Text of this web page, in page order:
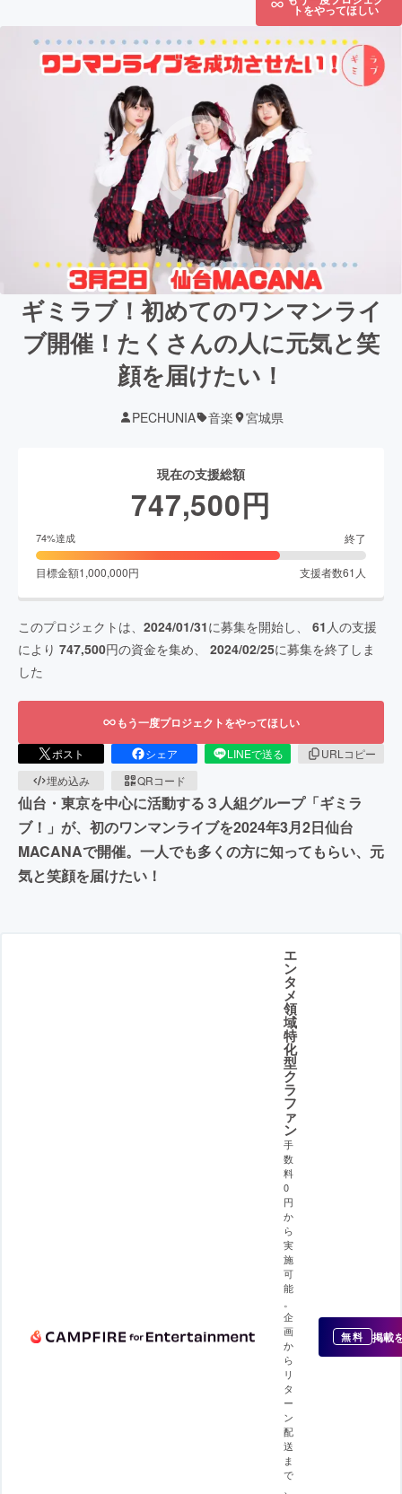
トをやってほしい
ギミラブ！初めてのワンマンライ
ブ開催！たくさんの人に元気と笑
顔を届けたい！
PECHUNIA 音楽 宮城県
現在の支援総額
747,500円
74%達成 終了
目標金額1,000,000円 支援者数61 人
このプロジェクトは、 2024/01/31に募集を開始し、 61 人の支援
により 747,500円の資金を集め、 2024/02/25に募集を終了しま
した
もう一度プロジェクトをやってほしい
ポスト シェア LINEで送る
URLコピー
埋め込み
QRコード
仙台・東京を中心に活動する３人組グループ「ギミラ
ブ！」が、初のワンマンライブを2024年3月2日仙台
MACANAで開催。一人でも多くの方に知ってもらい、元
気と笑顔を届けたい！
エ
ン
タ
メ
領
域
特
化
型
ク
ラ
フ
ァ
ン
手
数
料
0
円
か
ら
実
施
可
能
企
画
か
ら
リ
タ
ー
ン
配
送
ま
で
無料 掲載